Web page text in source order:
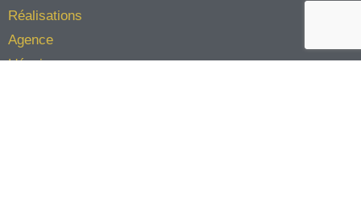
Réalisations
Agence
L'équipe